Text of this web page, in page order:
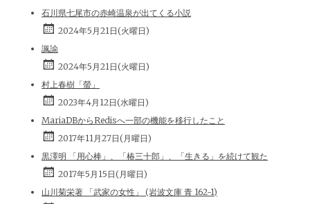
石川県七尾市の赤崎温泉が出てくる小説
2024年5月21日(火曜日)
諷諭
2024年5月21日(火曜日)
村上春樹「螢」
2023年4月12日(水曜日)
MariaDBからRedisへ一部の機能を移行したこと
2017年11月27日(月曜日)
黒澤明 「用心棒」、「椿三十郎」、「生きる」を続けて観た
2017年5月15日(月曜日)
山川菊栄著 「武家の女性」 (岩波文庫 青 162-1)